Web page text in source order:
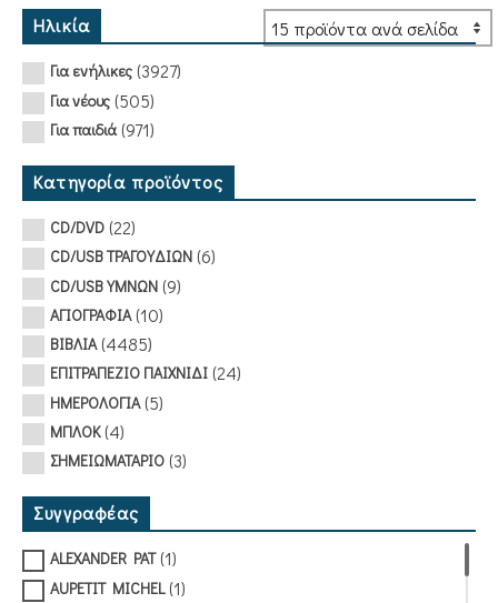
Ηλικία
Για ενήλικες (3927)
Για νέους (505)
Για παιδιά(971)
Κατηγορία προϊόντος
CD/DVD (22)
CD/USB ΤΡΑΓΟΥΔΙΩΝ (6)
CD/USB ΥΜΝΩΝ (9)
ΑΓΙΟΓΡΑΦΙΑ(10)
ΒΙΒΛΙΑ(4485)
ΕΠΙΤΡΑΠΕΖΙΟ ΠΑΙΧΝΙΔΙ (24)
ΗΜΕΡΟΛΟΓΙΑ(5)
ΜΠΛΟΚ(4)
ΣΗΜΕΙΩΜΑΤΑΡΙΟ (3)
Συγγραφέας
ALEXANDER PAT(1)
AUPETIT MICHEL(1)